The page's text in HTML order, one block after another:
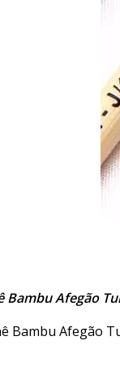
Bambu Afegão
Bambu Afegão